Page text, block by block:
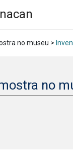
no museu >
no